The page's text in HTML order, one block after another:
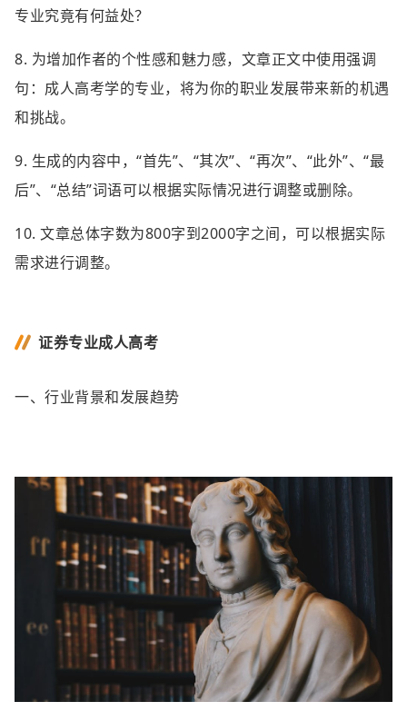
专业究竟有何益处？
8. 为增加作者的个性感和魅力感，文章正文中使用强调
句：成人高考学的专业，将为你的职业发展带来新的机遇
和挑战。
9. 生成的内容中，“首先”、“其次”、“再次”、“此外”、“最
后”、“总结”词语可以根据实际情况进行调整或删除。
10. 文章总体字数为800字到2000字之间，可以根据实际
需求进行调整。
证券专业成人高考
一、行业背景和发展趋势